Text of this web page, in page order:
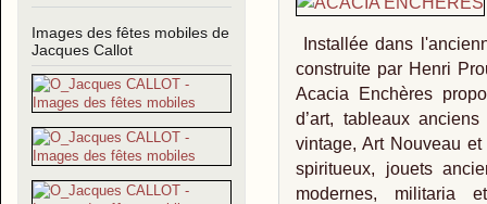
Images des fêtes mobiles de
Jacques Callot
Installée dans
construite par Henri
Acacia Enchères
d’art, tableaux
vintage, Art Nouveau
spiritueux, jouets
modernes, militaria